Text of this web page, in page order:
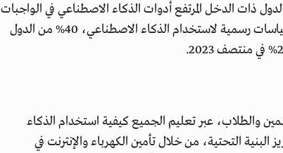
في الدول ذات الدخل المرتفع أدوات الذكاء الاصطناعي في الواجبات
المدرسية، ولكن 10% من المؤسسات التعليمية لديها سياسات رسمية لاستخدام الذكاء الاصطناعي، 40% من الدول
والطلاب، عبر تعليم الجميع كيفية استخدام الذكاء
التحتية، من خلال تأمين الكهرباء والإنترنت في